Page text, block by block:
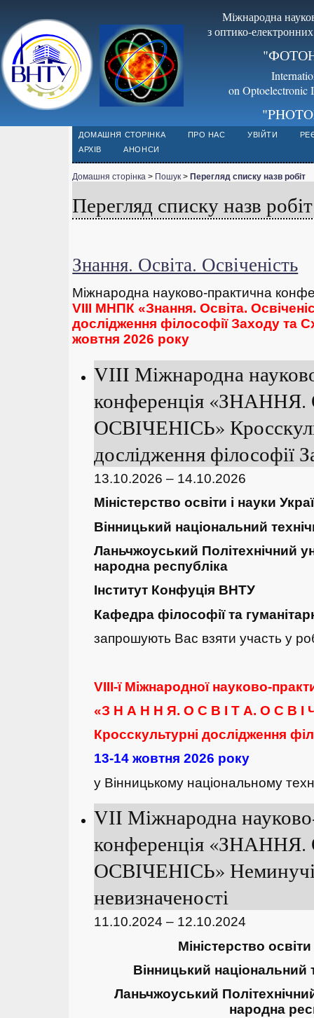
Міжнародна
з оптико-
on Optoelectronic
ДОМАШНЯ СТОРІНКА ПРО НАС УВІЙТИ
АРХІВ
АНОНСИ
Домашня сторінка > Пошук > Перегляд списку назв робіт
Перегляд списку назв робіт
Знання. Освіта. Освіченість
Міжнародна науково-практична
VIII МНПК «Знання. Освіта.
дослідження філософії Заходу та
жовтня 2026 року
VІII Міжнародна
конференція
ОСВІЧЕНІСЬ»
дослідження філософії
13.10.2026 – 14.10.2026
Міністерство освіти і науки
Вінницький національний
Ланьчжоуський Політехнічний
народна республіка
Інститут Конфуція ВНТУ
Кафедра філософії та
запрошують Вас взяти участь у
VIII-ї Міжнародної науково-
«З Н А Н Н Я. О С В І Т А. О С В І
Кросскультурні дослідження
13-14 жовтня 2026 року
у Вінницькому національному
VІI Міжнародна
конференція
ОСВІЧЕНІСЬ»
невизначеності
11.10.2024 – 12.10.2024
Міністерство
Вінницький національний
Ланьчжоуський
народна